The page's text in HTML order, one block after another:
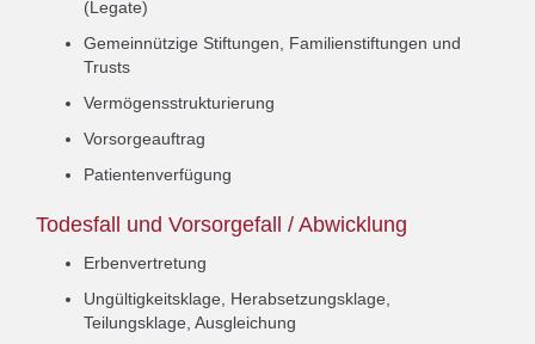
(Legate)
Gemeinnützige Stiftungen, Familienstiftungen und
Trusts
Vermögensstrukturierung
Vorsorgeauftrag
Patientenverfügung
Todesfall und Vorsorgefall / Abwicklung
Erbenvertretung
Ungültigkeitsklage, Herabsetzungsklage,
Teilungsklage, Ausgleichung